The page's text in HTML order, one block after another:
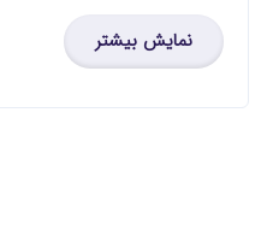
نمایش بیشتر